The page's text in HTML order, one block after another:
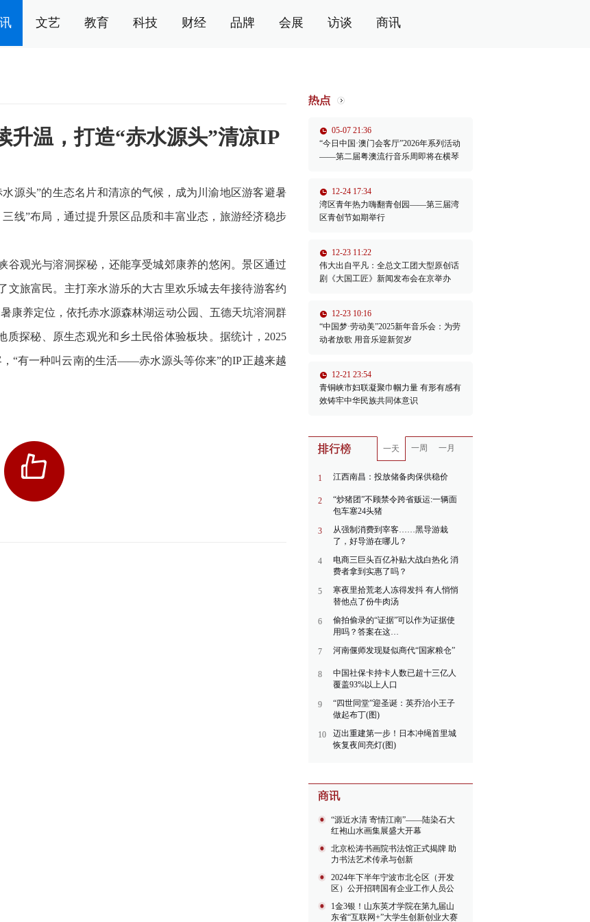
文艺 教育 科技 财经 品牌 会展 访谈 商讯
升温，打造“赤水源头”清凉IP
头”的生态名片和清凉的气候，成为川渝地区游客避暑
线”布局，通过提升景区品质和丰富业态，旅游经济稳步
观光与溶洞探秘，还能享受城郊康养的悠闲。景区通过
文旅富民。主打亲水游乐的大古里欢乐城去年接待游客约
康养定位，依托赤水源森林湖运动公园、五德天坑溶洞群
质探秘、原生态观光和乡土民俗体验板块。据统计，2025
“有一种叫云南的生活——赤水源头等你来”的IP正越来越
05-07 21:36
“今日中国·澳门会客厅”2026年系列活动
——第二届粤澳流行音乐周即将在横琴
12-24 17:34
湾区青年热力嗨翻青创园——第三届湾
区青创节如期举行
12-23 11:22
伟大出自平凡：全总文工团大型原创话
剧《大国工匠》新闻发布会在京举办
12-23 10:16
“中国梦·劳动美”2025新年音乐会：为劳
动者放歌 用音乐迎新贺岁
12-21 23:54
青铜峡市妇联凝聚巾帼力量 有形有感有
效铸牢中华民族共同体意识
一天 一周 一月
1 江西南昌：投放储备肉保供稳价
2
“炒猪团”不顾禁令跨省贩运:一辆面
包车塞24头猪
3
从强制消费到宰客……黑导游栽
了，好导游在哪儿？
4
电商三巨头百亿补贴大战白热化 消
费者拿到实惠了吗？
5
寒夜里拾荒老人冻得发抖 有人悄悄
替他点了份牛肉汤
6
偷拍偷录的“证据”可以作为证据使
用吗？答案在这…
7 河南偃师发现疑似商代“国家粮仓”
8
中国社保卡持卡人数已超十三亿人
覆盖93%以上人口
9
“四世同堂”迎圣诞：英乔治小王子
做起布丁(图)
10
迈出重建第一步！日本冲绳首里城
恢复夜间亮灯(图)
“源近水清 寄情江南”——陆染石大
红袍山水画集展盛大开幕
北京松涛书画院书法馆正式揭牌 助
力书法艺术传承与创新
2024年下半年宁波市北仑区（开发
区）公开招聘国有企业工作人员公
1金3银！山东英才学院在第九届山
东省“互联网+”大学生创新创业大赛